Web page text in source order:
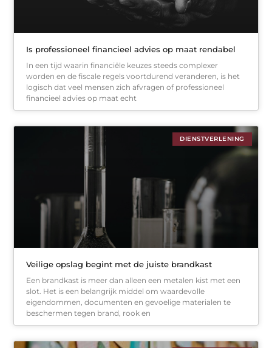
Is professioneel financieel advies op maat rendabel
In een tijd waarin financiële keuzes steeds complexer
worden en de fiscale regels voortdurend veranderen, is het
logisch dat veel mensen zich afvragen of professioneel
financieel advies op maat echt
DIENSTVERLENING
Veilige opslag begint met de juiste brandkast
Een brandkast is meer dan alleen een metalen kist met een
slot. Het is een belangrijk middel om waardevolle
eigendommen, documenten en gevoelige materialen te
beschermen tegen brand, rook en